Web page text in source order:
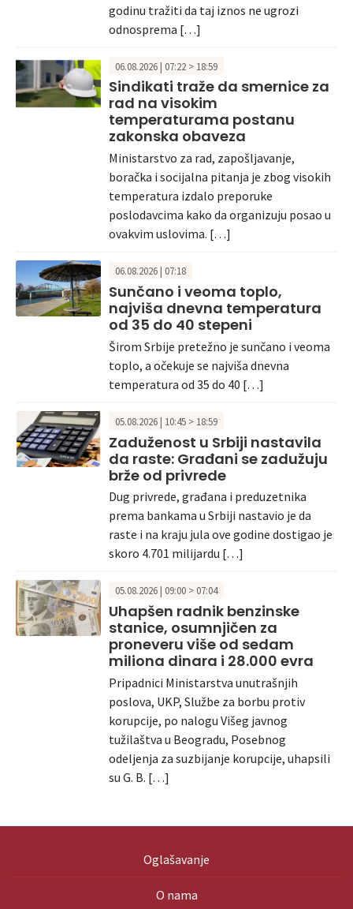
godinu tražiti da taj iznos ne ugrozi
odnosprema […]
06.08.2026 | 07:22 > 18:59
Sindikati traže da smernice za
rad na visokim
temperaturama postanu
zakonska obaveza
Ministarstvo za rad, zapošljavanje,
boračka i socijalna pitanja je zbog visokih
temperatura izdalo preporuke
poslodavcima kako da organizuju posao u
ovakvim uslovima. […]
06.08.2026 | 07:18
Sunčano i veoma toplo,
najviša dnevna temperatura
od 35 do 40 stepeni
Širom Srbije pretežno je sunčano i veoma
toplo, a očekuje se najviša dnevna
temperatura od 35 do 40 […]
05.08.2026 | 10:45 > 18:59
Zaduženost u Srbiji nastavila
da raste: Građani se zadužuju
brže od privrede
Dug privrede, građana i preduzetnika
prema bankama u Srbiji nastavio je da
raste i na kraju jula ove godine dostigao je
skoro 4.701 milijardu […]
05.08.2026 | 09:00 > 07:04
Uhapšen radnik benzinske
stanice, osumnjičen za
proneveru više od sedam
miliona dinara i 28.000 evra
Pripadnici Ministarstva unutrašnjih
poslova, UKP, Službe za borbu protiv
korupcije, po nalogu Višeg javnog
tužilaštva u Beogradu, Posebnog
odeljenja za suzbijanje korupcije, uhapsili
su G. B. […]
Oglašavanje
O nama